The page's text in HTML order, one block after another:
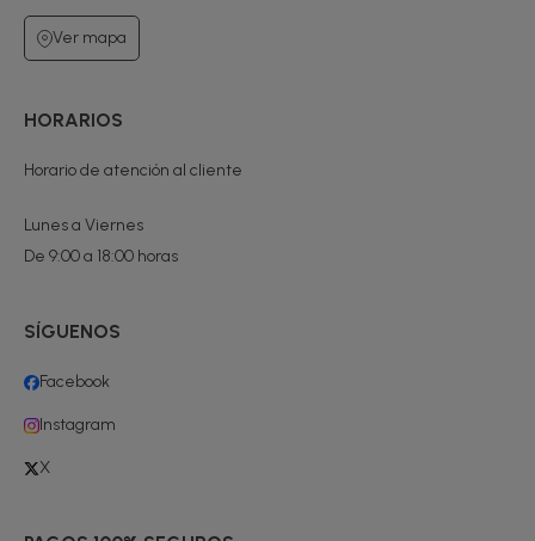
Ver mapa
HORARIOS
Horario de atención al cliente
Lunes a Viernes
De 9:00 a 18:00 horas
SÍGUENOS
Facebook
Instagram
X